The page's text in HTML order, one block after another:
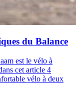
du Balance
est le vélo à
cet article 4
vélo à deux